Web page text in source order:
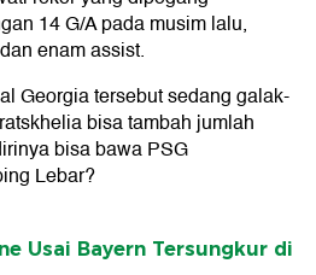
14 G/A pada musim lalu,
dan enam assist.
Georgia tersebut sedang galak-
bisa tambah jumlah
bisa bawa PSG
Lebar?
Usai Bayern Tersungkur di